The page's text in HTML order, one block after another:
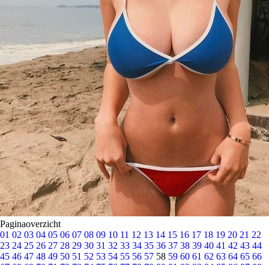
Paginaoverzicht
01 02 03 04 05 06 07 08 09 10 11 12 13 14 15 16 17 18 19 20 21 22
23 24 25 26 27 28 29 30 31 32 33 34 35 36 37 38 39 40 41 42 43 44
45 46 47 48 49 50 51 52 53 54 55 56 57 58 59 60 61 62 63 64 65 66